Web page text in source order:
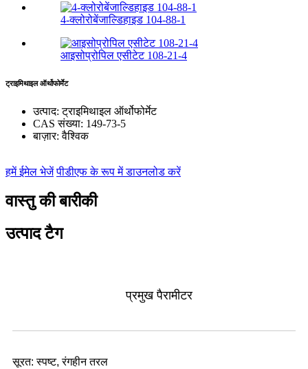
4-क्लोरोबेंजाल्डिहाइड 104-88-1
आइसोप्रोपिल एसीटेट 108-21-4
ट्राइमिथाइल ऑर्थोफोर्मेट
उत्पाद: ट्राइमिथाइल ऑर्थोफोर्मेट
CAS संख्या: 149-73-5
बाज़ार: वैश्विक
हमें ईमेल भेजें पीडीएफ के रूप में डाउनलोड करें
वास्तु की बारीकी
उत्पाद टैग
प्रमुख पैरामीटर
सूरत: स्पष्ट, रंगहीन तरल